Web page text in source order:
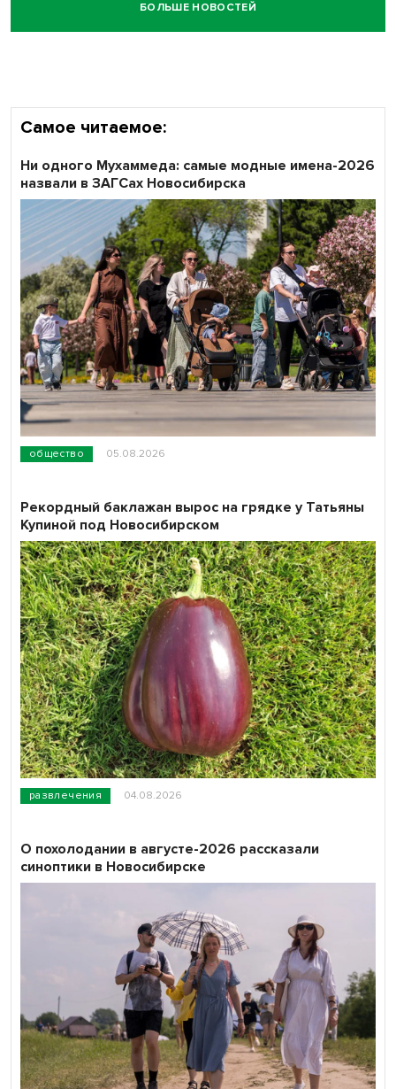
Честный выбор: видеонаблюдение обеспечит
объективность результатов ЕДГ в Новосибирской
БОЛЬШЕ НОВОСТЕЙ
Самое читаемое:
общество 05.08.2026
Ни одного Мухаммеда: самые модные имена-2026
назвали в ЗАГСах Новосибирска
развлечения 04.08.2026
Рекордный баклажан вырос на грядке у Татьяны
Купиной под Новосибирском
О похолодании в августе-2026 рассказали
синоптики в Новосибирске